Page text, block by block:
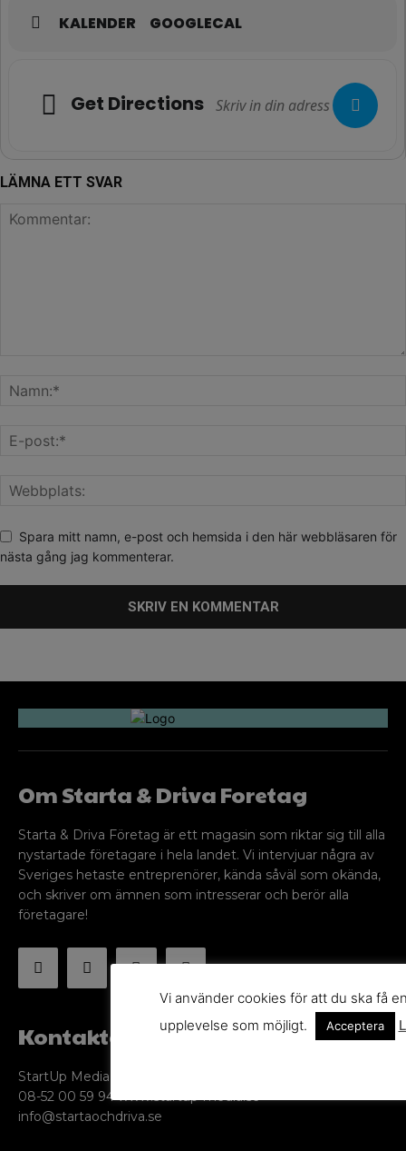
KALENDER GOOGLECAL
Get Directions
LÄMNA ETT SVAR
Spara mitt namn, e-post och hemsida i den här webbläsaren för
nästa gång jag kommenterar.
Om Starta & Driva Foretag
Starta & Driva Företag är ett magasin som riktar sig till alla
nystartade företagare i hela landet. Vi intervjuar några av
Sveriges hetaste entreprenörer, kända såväl som okända,
och skriver om ämnen som intresserar och berör alla
företagare!
Kontakta oss
StartUp Media Karlbergs Strand 15, 171 73 Solna. Telefon
08-52 00 59 94 www.startup-media.se
info@startaochdriva.se
Vi använder cookies för att du ska få
upplevelse som möjligt.
Acceptera